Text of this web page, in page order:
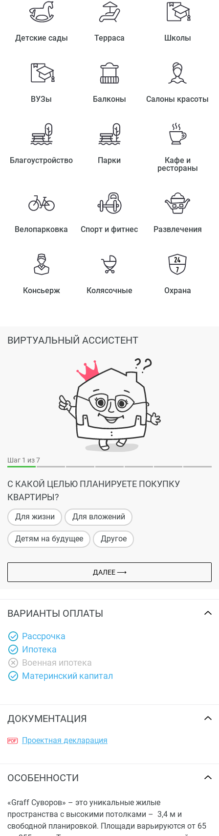
Детские сады Терраса Школы
ВУЗы Балконы Салоны красоты
Благоустройство Парки
Кафе и
рестораны
Велопарковка Спорт и фитнес Развлечения
Консьерж Колясочные Охрана
Шаг 1 из 7
С КАКОЙ ЦЕЛЬЮ ПЛАНИРУЕТЕ ПОКУПКУ
КВАРТИРЫ?
Для жизни Для вложений
Детям на будущее Другое
ДАЛЕЕ ⟶
ВИРТУАЛЬНЫЙ АССИСТЕНТ
ВАРИАНТЫ ОПЛАТЫ
Рассрочка
Ипотека
Военная ипотека
Материнский капитал
ДОКУМЕНТАЦИЯ
Проектная декларация
ОСОБЕННОСТИ
«Graff Суворов» – это уникальные жилые
пространства с высокими потолками – 3,4 м и
свободной планировкой. Площади варьируются от 65